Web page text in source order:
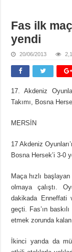
Fas ilk
yendi
20/06/2013
17. Akdeniz
Takımı, Bosna
MERSİN
17 Akdeniz
Bosna Hersek’i 3-0
Maça hızlı
olmaya çalıştı.
dakikada Enneffati
geçti. Fas’ın
etmek zorunda
İkinci yarıda da